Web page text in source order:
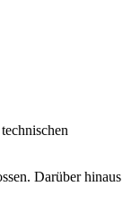
Darüber hinaus